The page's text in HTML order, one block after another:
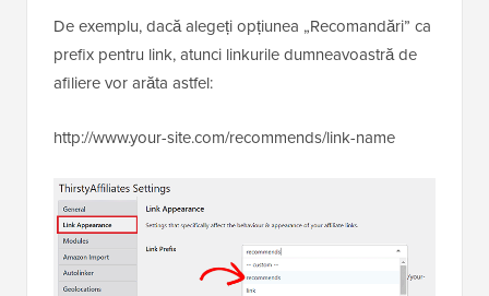
De exemplu, dacă alegeți opțiunea „Recomandări” ca
prefix pentru link, atunci linkurile dumneavoastră de
afiliere vor arăta astfel:
http://www.your-site.com/recommends/link-name